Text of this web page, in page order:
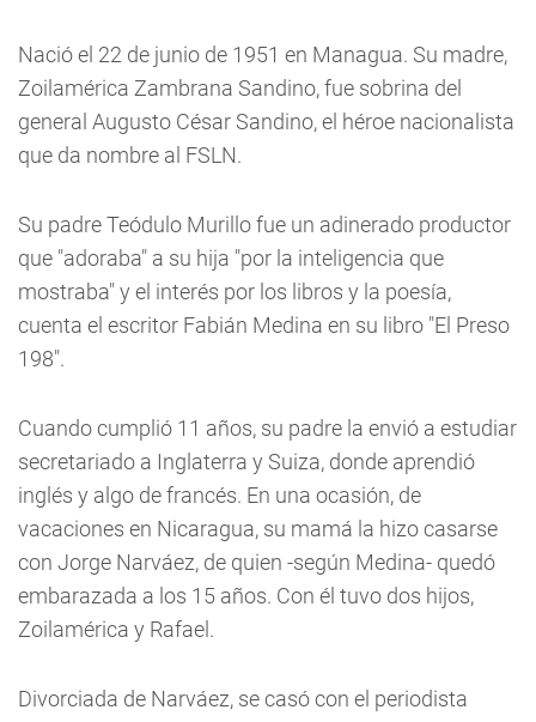
Nació el 22 de junio de 1951 en Managua. Su madre,
Zoilamérica Zambrana Sandino, fue sobrina del
general Augusto César Sandino, el héroe nacionalista
que da nombre al FSLN.
Su padre Teódulo Murillo fue un adinerado productor
que "adoraba" a su hija "por la inteligencia que
mostraba" y el interés por los libros y la poesía,
cuenta el escritor Fabián Medina en su libro "El Preso
198".
Cuando cumplió 11 años, su padre la envió a estudiar
secretariado a Inglaterra y Suiza, donde aprendió
inglés y algo de francés. En una ocasión, de
vacaciones en Nicaragua, su mamá la hizo casarse
con Jorge Narváez, de quien -según Medina- quedó
embarazada a los 15 años. Con él tuvo dos hijos,
Zoilamérica y Rafael.
Divorciada de Narváez, se casó con el periodista